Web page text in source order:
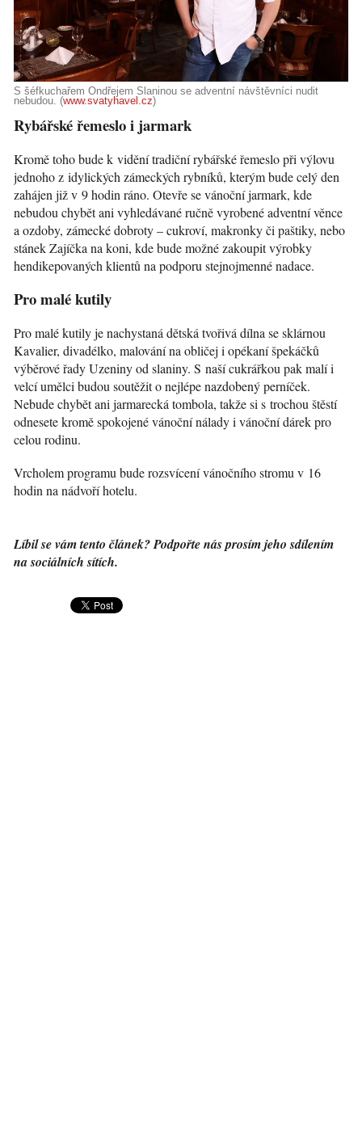
S šéfkuchařem Ondřejem Slaninou se adventní návštěvníci nudit
nebudou. (www.svatyhavel.cz)
Rybářské řemeslo i jarmark
Kromě toho bude k vidění tradiční rybářské řemeslo při výlovu
jednoho z idylických zámeckých rybníků, kterým bude celý den
zahájen již v 9 hodin ráno. Otevře se vánoční jarmark, kde
nebudou chybět ani vyhledávané ručně vyrobené adventní věnce
a ozdoby, zámecké dobroty – cukroví, makronky či paštiky, nebo
stánek Zajíčka na koni, kde bude možné zakoupit výrobky
hendikepovaných klientů na podporu stejnojmenné nadace.
Pro malé kutily
Pro malé kutily je nachystaná dětská tvořivá dílna se sklárnou
Kavalier, divadélko, malování na obličej i opékaní špekáčků
výběrové řady Uzeniny od slaniny. S naší cukrářkou pak malí i
velcí umělci budou soutěžit o nejlépe nazdobený perníček.
Nebude chybět ani jarmarecká tombola, takže si s trochou štěstí
odnesete kromě spokojené vánoční nálady i vánoční dárek pro
celou rodinu.
Vrcholem programu bude rozsvícení vánočního stromu v 16
hodin na nádvoří hotelu.
Líbil se vám tento článek? Podpořte nás prosím jeho sdílením
na sociálních sítích.